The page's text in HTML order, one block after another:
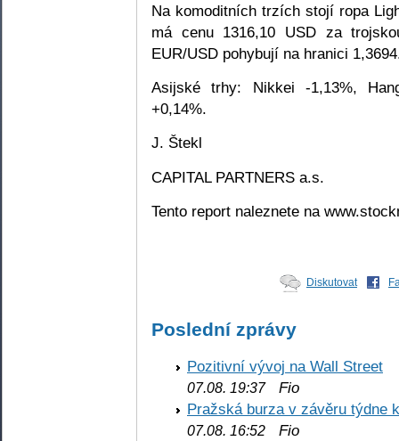
Na komoditních trzích stojí ropa
má cenu 1316,10 USD za
EUR/USD pohybují na hranici
Asijské trhy: Nikkei -1,13%,
+0,14%.
J. Štekl
CAPITAL PARTNERS a.s.
Tento report naleznete na
Diskutovat
Poslední zprávy
Pozitivní vývoj na Wall Street
07.08. 19:37Fio
Pražská burza v závěru týdne
07.08. 16:52 Fio